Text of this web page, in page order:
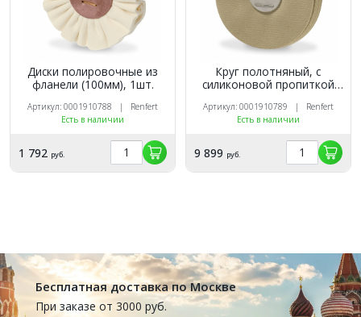
Диски полировочные из
фланели (100мм), 1шт.
Артикул: 0001910788 | Renfert
Есть в наличии
1 792 руб.
Круг полотняный, с
силиконовой пропиткой
80мм, толщина 10мм), 4шт.
Артикул: 0001910789 | Renfert
Есть в наличии
9 899 руб.
Бесплатная доставка по Москве
При заказе от 3000 руб.